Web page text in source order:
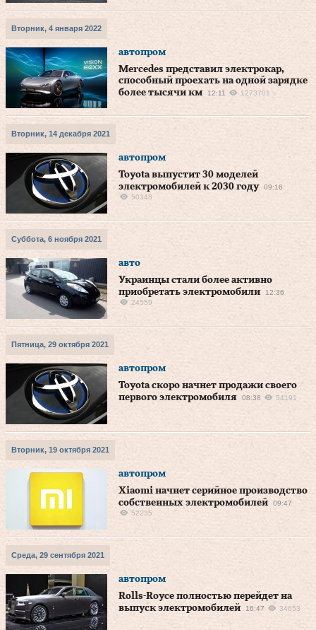
Вторник, 4 января 2022
автопром
Mercedes представил электрокар,
способный проехать на одной зарядке
более тысячи км
12:11 1273701
Вторник, 14 декабря 2021
автопром
Toyota выпустит 30 моделей
электромобилей к 2030 году
09:16
50348
Суббота, 6 ноября 2021
авто
Украинцы стали более активно
приобретать электромобили
12:36
24559
Пятница, 29 октября 2021
автопром
Toyota скоро начнет продажи своего
первого электромобиля
08:38 54191
Вторник, 19 октября 2021
автопром
Xiaomi начнет серийное производство
собственных электромобилей
09:47
52235
Среда, 29 сентября 2021
автопром
Rolls-Royce полностью перейдет на
выпуск электромобилей
16:47 34653